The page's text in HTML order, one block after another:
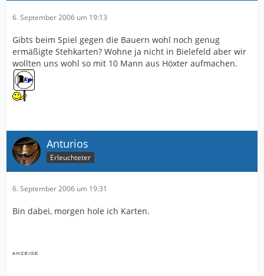
6. September 2006 um 19:13
Gibts beim Spiel gegen die Bauern wohl noch genug
ermäßigte Stehkarten? Wohne ja nicht in Bielefeld aber wir
wollten uns wohl so mit 10 Mann aus Höxter aufmachen.
Anturios
Erleuchteter
6. September 2006 um 19:31
Bin dabei, morgen hole ich Karten.